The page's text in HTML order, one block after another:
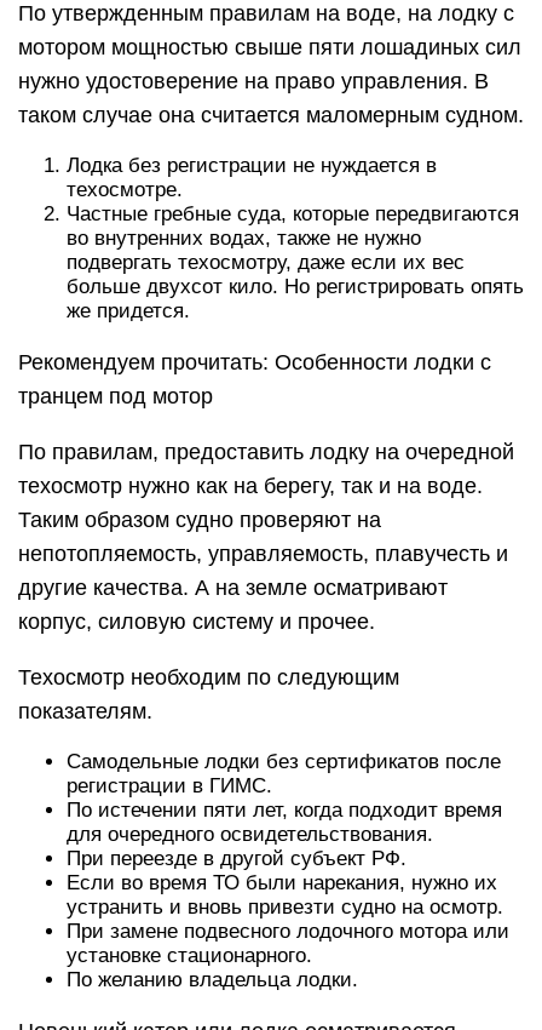
По утвержденным правилам на воде, на лодку с
мотором мощностью свыше пяти лошадиных сил
нужно удостоверение на право управления. В
таком случае она считается маломерным судном.
Лодка без регистрации не нуждается в
техосмотре.
Частные гребные суда, которые передвигаются
во внутренних водах, также не нужно
подвергать техосмотру, даже если их вес
больше двухсот кило. Но регистрировать опять
же придется.
Рекомендуем прочитать: Особенности лодки с
транцем под мотор
По правилам, предоставить лодку на очередной
техосмотр нужно как на берегу, так и на воде.
Таким образом судно проверяют на
непотопляемость, управляемость, плавучесть и
другие качества. А на земле осматривают
корпус, силовую систему и прочее.
Техосмотр необходим по следующим
показателям.
Самодельные лодки без сертификатов после
регистрации в ГИМС.
По истечении пяти лет, когда подходит время
для очередного освидетельствования.
При переезде в другой субъект РФ.
Если во время ТО были нарекания, нужно их
устранить и вновь привезти судно на осмотр.
При замене подвесного лодочного мотора или
установке стационарного.
По желанию владельца лодки.